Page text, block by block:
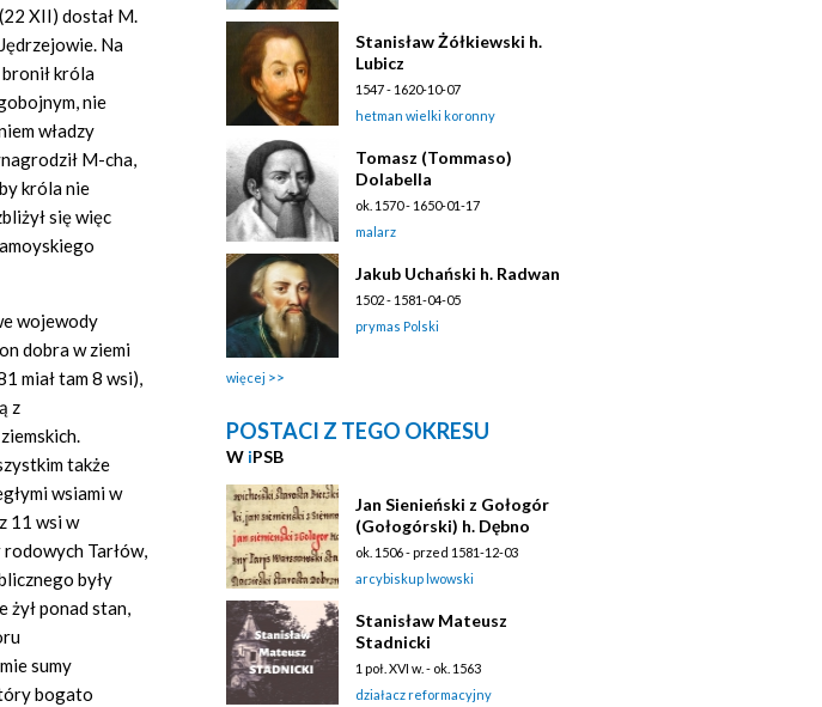
XII) dostał M.
Na
króla
nie
władzy
M-cha,
króla nie
się więc
wojewody
dobra w ziemi
miał tam 8 wsi),
z
także
wsiami w
11 wsi w
rodowych Tarłów,
były
żył ponad stan,
sumy
bogato
Stanisław Żółkiewski h.
Lubicz
1547 - 1620-10-07
hetman wielki koronny
Tomasz (Tommaso)
Dolabella
ok. 1570 - 1650-01-17
malarz
Jakub Uchański h. Radwan
1502 - 1581-04-05
prymas Polski
więcej
POSTACI Z TEGO OKRESU
W iPSB
Jan Sienieński z Gołogór
(Gołogórski) h. Dębno
ok. 1506 - przed 1581-12-03
arcybiskup lwowski
Stanisław Mateusz
Stadnicki
1 poł. XVI w. - ok. 1563
działacz reformacyjny